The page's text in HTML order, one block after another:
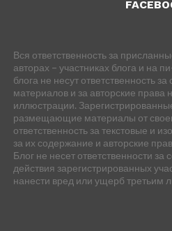
Вся ответственность за
авторах – участниках блога и на
блога не несут ответственность
материалов и за авторские права
иллюстрации.
размещающие материалы от
ответственность за текстовые и
за их содержание и авторские
Блог не несет ответственности
действия зарегистрированных
нанести вред или ущерб третьим